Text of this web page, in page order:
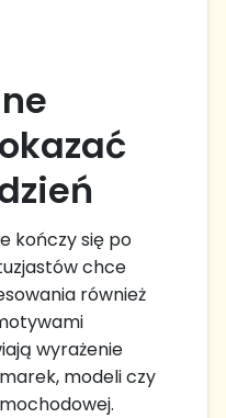
kończy się po
chce
również
wyrażenie
modeli czy